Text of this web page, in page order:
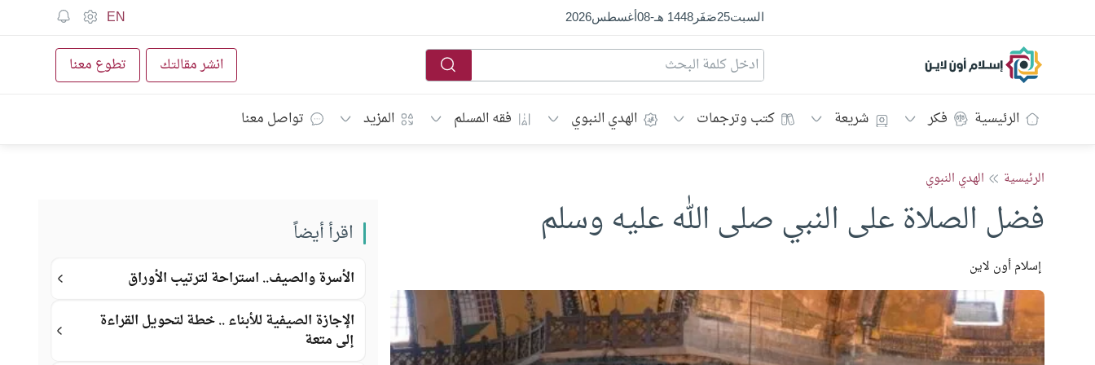
السبت25صَفَر1448 هـ -
08أغسطس2026
EN
إسلام أون لاين انشر مقالتك تطوع معنا
الرئيسية فكر شريعة كتب وترجمات الهدي النبوي فقه المسلم المزيد تواصل معنا
الرئيسية الهدي النبوي
فضل الصلاة على النبي صلى الله عليه وسلم
إسلام أون لاين
اقرأ أيضاً
الأسرة والصيف.. استراحة لترتيب الأوراق
الإجازة الصيفية للأبناء .. خطة لتحويل القراءة
إلى متعة